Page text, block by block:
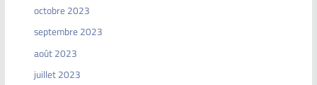
octobre 2023
septembre 2023
août 2023
juillet 2023